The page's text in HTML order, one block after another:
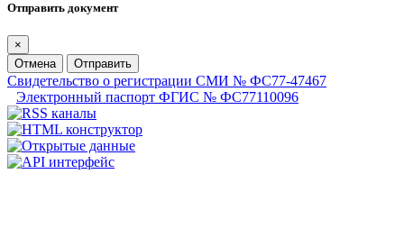
Отправить документ
×
Отмена
Отправить
Свидетельство о регистрации СМИ № ФС77-47467
Электронный паспорт ФГИС № ФС77110096